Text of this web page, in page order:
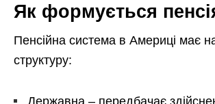
Як формується
Пенсійна система в Америці має
структуру:
Державна – передбачає